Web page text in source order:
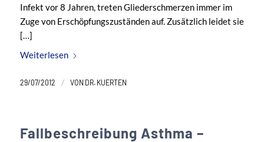
Infekt vor 8 Jahren, treten Gliederschmerzen immer im
Zuge von Erschöpfungszuständen auf. Zusätzlich leidet sie
[…]
Weiterlesen
29/07/2012 / VON DR. KUERTEN
Fallbeschreibung Asthma –